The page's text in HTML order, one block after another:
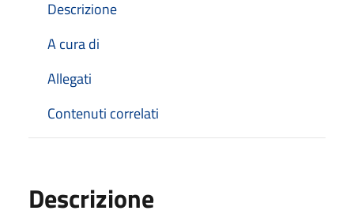
Descrizione
A cura di
Allegati
Contenuti correlati
Descrizione